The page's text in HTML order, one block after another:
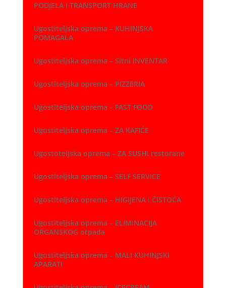
PODJELA I TRANSPORT HRANE
Ugostiteljska oprema – KUHINJSKA
POMAGALA
Ugostiteljska oprema – Sitni INVENTAR
Ugostiteljska oprema – PIZZERIA
Ugostiteljska oprema – FAST FOOD
Ugostiteljska oprema – ZA KAFIĆE
Ugostoteljska oprema – ZA SUSHI restorane
Ugostiteljska oprema – SELF SERVICE
Ugostiteljska oprema – HIGIJENA i ČISTOĆA
Ugostiteljska oprema – ELIMINACIJA
ORGANSKOG otpada
Ugostiteljska oprema – MALI KUHINJSKI
APARATI